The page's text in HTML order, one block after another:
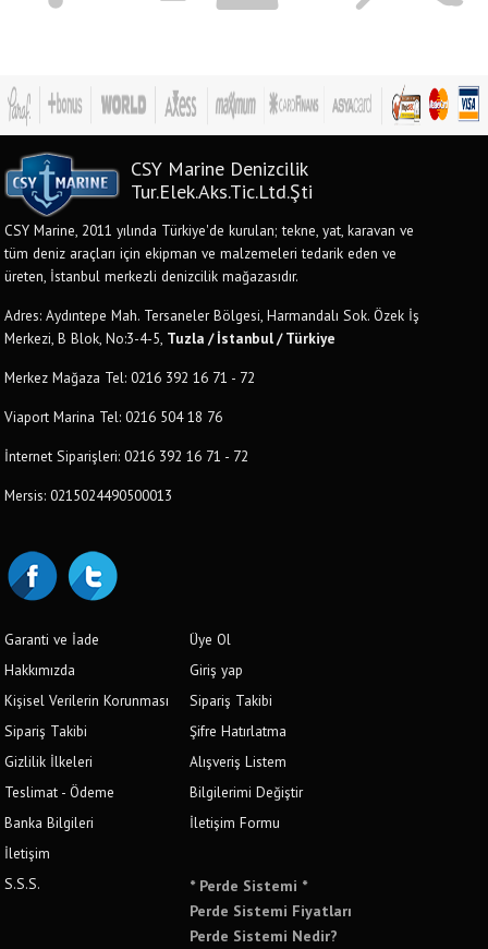
CSY Marine Denizcilik
Tur.Elek.Aks.Tic.Ltd.Şti
CSY Marine, 2011 yılında Türkiye'de kurulan; tekne, yat, karavan ve
tüm deniz araçları için ekipman ve malzemeleri tedarik eden ve
üreten, İstanbul merkezli denizcilik mağazasıdır.
Adres: Aydıntepe Mah. Tersaneler Bölgesi, Harmandalı Sok. Özek İş
Merkezi, B Blok, No:3-4-5, Tuzla / İstanbul / Türkiye
Merkez Mağaza Tel: 0216 392 16 71 - 72
Viaport Marina Tel: 0216 504 18 76
İnternet Siparişleri: 0216 392 16 71 - 72
Mersis: 0215024490500013
Garanti ve İade
Hakkımızda
Kişisel Verilerin Korunması
Sipariş Takibi
Gizlilik İlkeleri
Teslimat - Ödeme
Banka Bilgileri
İletişim
S.S.S.
Üye Ol
Giriş yap
Sipariş Takibi
Şifre Hatırlatma
Alışveriş Listem
Bilgilerimi Değiştir
İletişim Formu
* Perde Sistemi *
Perde Sistemi Fiyatları
Perde Sistemi Nedir?